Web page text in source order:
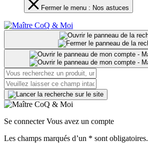
Fermer le menu : Nos astuces
Se connecter Vous avez un compte
Les champs marqués d’un * sont obligatoires.